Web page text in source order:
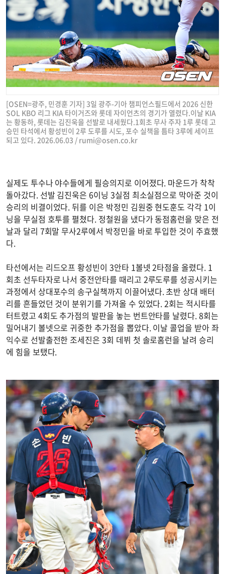
[OSEN=광주, 민경훈 기자] 3일 광주-기아 챔피언스필드에서 2026 신한
SOL KBO 리그 KIA 타이거즈와 롯데 자이언츠의 경기가 열렸다.이날 KIA
는 황동하, 롯데는 김진욱을 선발로 내세웠다.1회초 무사 주자 1루 롯데 고
승민 타석에서 황성빈이 2루 도루를 시도, 포수 실책을 틈타 3루에 세이프
되고 있다. 2026.06.03 / rumi@osen.co.kr
실제도 투수나 야수들에게 필승의지로 이어졌다. 마운드가 착착
돌아갔다. 선발 김진욱은 6이닝 3실점 최소실점으로 막아준 것이
승리의 비결이었다. 뒤를 이은 박정민 김원중 현도훈도 각각 1이
닝을 무실점 호투를 펼쳤다. 정철원을 냈다가 동점홈런을 맞은 전
날과 달리 7회말 무사2루에서 박정민을 바로 투입한 것이 주효했
다.
타선에서는 리드오프 황성빈이 3안타 1볼넷 2타점을 올렸다. 1
회초 선두타자로 나서 중전안타를 때리고 2루도루를 성공시키는
과정에서 상대포수의 송구실책까지 이끌어냈다. 초반 상대 배터
리를 흔들었던 것이 분위기를 가져올 수 있었다. 2회는 적시타를
터트렸고 4회도 추가점의 발판을 놓는 번트안타를 날렸다. 8회는
밀어내기 볼넷으로 귀중한 추가점을 뽑았다. 이날 콜업을 받아 좌
익수로 선발출전한 조세진은 3회 데뷔 첫 솔로홈런을 날려 승리
에 힘을 보탰다.